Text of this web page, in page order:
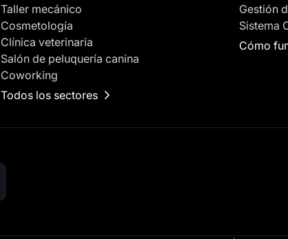
Taller mecánico
Cosmetología
Clínica veterinaria
Salón de peluquería canina
Coworking
Todos los sectores
Gestión
Sistema
Cómo